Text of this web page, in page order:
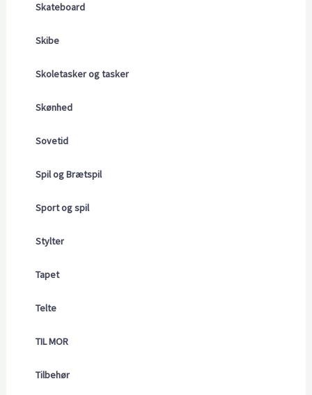
Skateboard
Skibe
Skoletasker og tasker
Skønhed
Sovetid
Spil og Brætspil
Sport og spil
Stylter
Tapet
Telte
TIL MOR
Tilbehør